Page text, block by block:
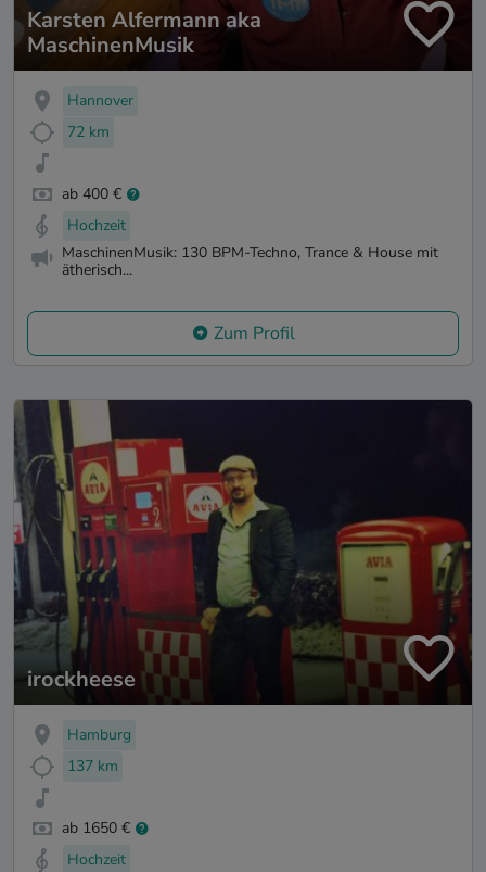
Karsten Alfermann aka
MaschinenMusik
Hannover
72 km
ab 400 €
Hochzeit
MaschinenMusik: 130 BPM-Techno, Trance & House mit
ätherisch...
Zum Profil
irockheese
Hamburg
137 km
ab 1650 €
Hochzeit